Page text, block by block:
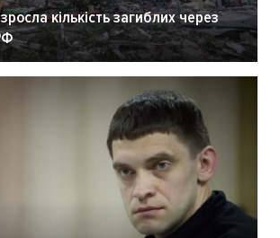
кількість загиблих через